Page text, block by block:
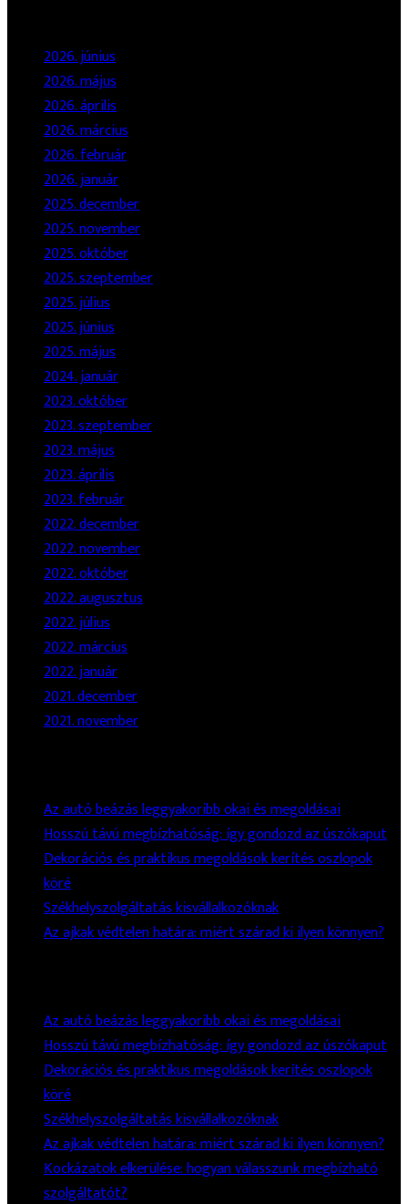
2026. június
2026. május
2026. április
2026. március
2026. február
2026. január
2025. december
2025. november
2025. október
2025. szeptember
2025. július
2025. június
2025. május
2024. január
2023. október
2023. szeptember
2023. május
2023. április
2023. február
2022. december
2022. november
2022. október
2022. augusztus
2022. július
2022. március
2022. január
2021. december
2021. november
Az autó beázás leggyakoribb okai és megoldásai
Hosszú távú megbízhatóság: így gondozd az úszókaput
Dekorációs és praktikus megoldások kerítés oszlopok
köré
Székhelyszolgáltatás kisvállalkozóknak
Az ajkak védtelen határa: miért szárad ki ilyen könnyen?
Az autó beázás leggyakoribb okai és megoldásai
Hosszú távú megbízhatóság: így gondozd az úszókaput
Dekorációs és praktikus megoldások kerítés oszlopok
köré
Székhelyszolgáltatás kisvállalkozóknak
Az ajkak védtelen határa: miért szárad ki ilyen könnyen?
Kockázatok elkerülése: hogyan válasszunk megbízható
szolgáltatót?